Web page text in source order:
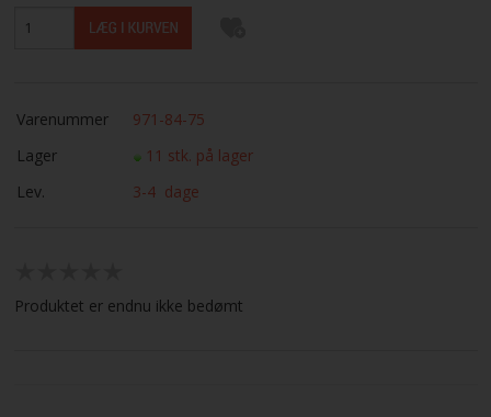
Varenummer
971-84-75
Lager
11 stk. på lager
Lev.
3-4 dage
Produktet er endnu ikke bedømt